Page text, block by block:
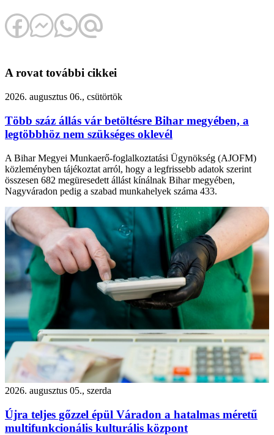
A rovat további cikkei
2026. augusztus 06., csütörtök
Több száz állás vár betöltésre Bihar megyében, a
legtöbbhöz nem szükséges oklevél
A Bihar Megyei Munkaerő-foglalkoztatási Ügynökség (AJOFM)
közleményben tájékoztat arról, hogy a legfrissebb adatok szerint
összesen 682 megüresedett állást kínálnak Bihar megyében,
Nagyváradon pedig a szabad munkahelyek száma 433.
2026. augusztus 05., szerda
Újra teljes gőzzel épül Váradon a hatalmas méretű
multifunkcionális kulturális központ